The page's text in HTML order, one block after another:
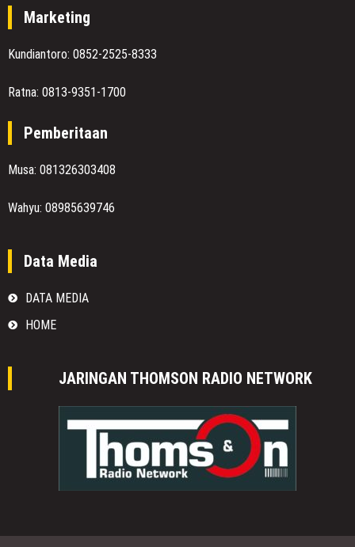
Marketing
Kundiantoro: 0852-2525-8333
Ratna: 0813-9351-1700
Pemberitaan
Musa: 081326303408
Wahyu: 08985639746
Data Media
DATA MEDIA
HOME
JARINGAN THOMSON RADIO NETWORK